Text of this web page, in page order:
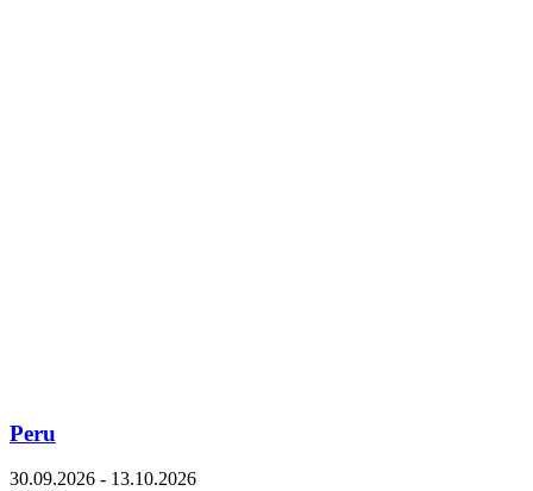
Peru
30.09.2026 - 13.10.2026